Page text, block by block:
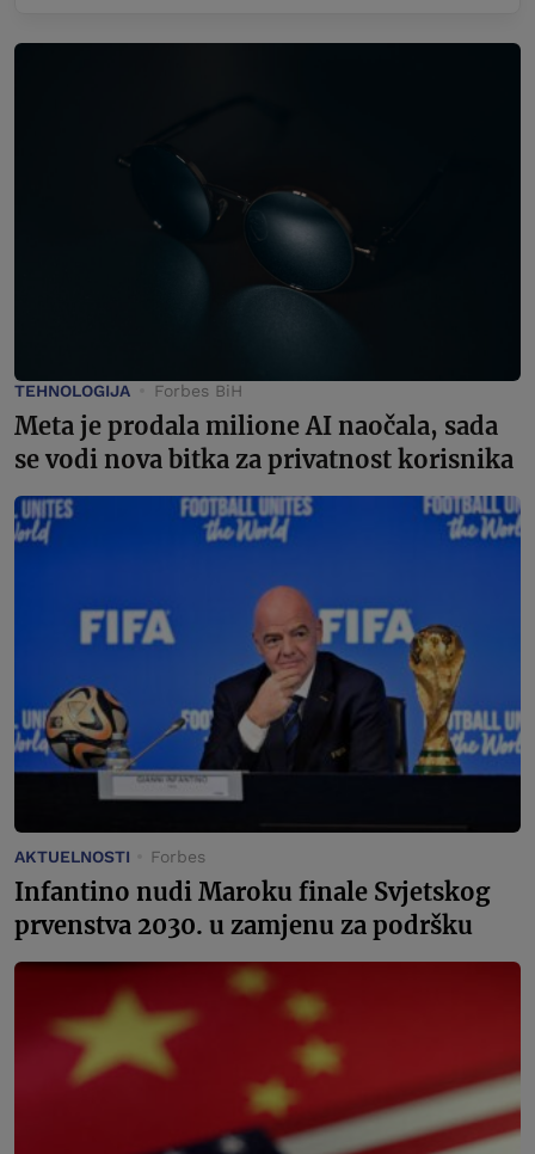
TEHNOLOGIJA Forbes BiH
Meta je prodala milione AI naočala, sada
se vodi nova bitka za privatnost korisnika
AKTUELNOSTI Forbes
Infantino nudi Maroku finale Svjetskog
prvenstva 2030. u zamjenu za podršku